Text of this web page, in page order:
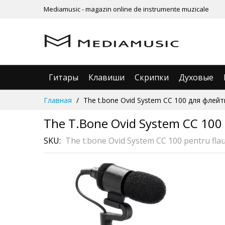
Mediamusic - magazin online de instrumente muzicale
Гитары Клавиши Скрипки Духовые
Главная The t.bone Ovid System CC 100 для
The T.bone Ovid System CC
SKU The t.bone Ovid System CC 100 pentru